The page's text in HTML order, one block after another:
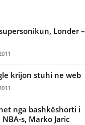
Londer –
krijon stuhi ne web
nga bashkëshorti i
s, Marko Jaric